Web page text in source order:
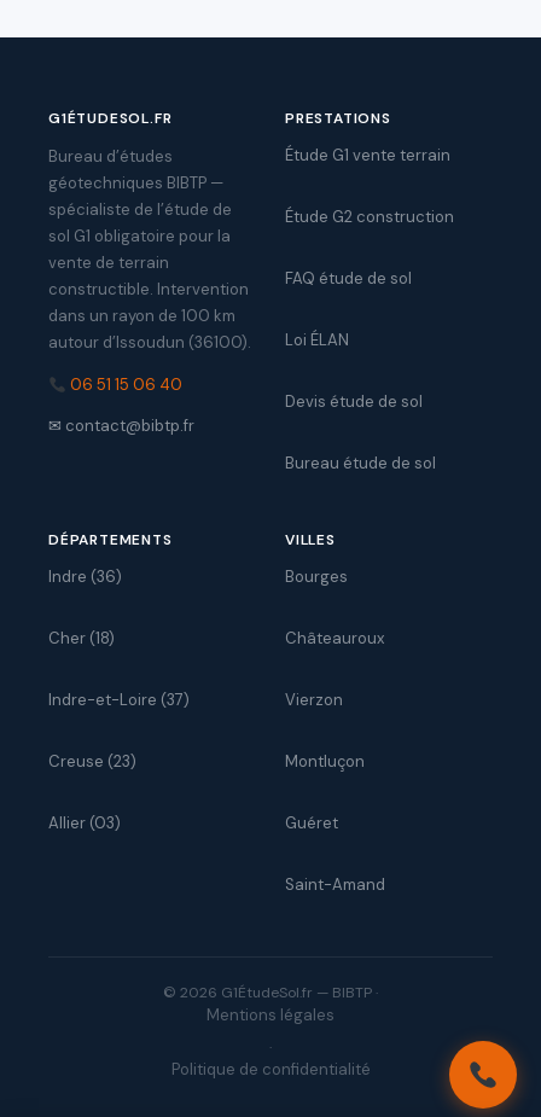
G1ÉTUDESOL.FR
Bureau d’études
géotechniques BIBTP —
spécialiste de l’étude de
sol G1 obligatoire pour la
vente de terrain
constructible. Intervention
dans un rayon de 100 km
autour d’Issoudun (36100).
06 51 15 06 40
✉ contact@bibtp.fr
PRESTATIONS
Étude G1 vente terrain
Étude G2 construction
FAQ étude de sol
Loi ÉLAN
Devis étude de sol
Bureau étude de sol
DÉPARTEMENTS
Indre (36)
Cher (18)
Indre-et-Loire (37)
Creuse (23)
Allier (03)
VILLES
Bourges
Châteauroux
Vierzon
Montluçon
Guéret
Saint-Amand
© 2026 G1ÉtudeSol.fr — BIBTP ·
Mentions légales
·
Politique de confidentialité